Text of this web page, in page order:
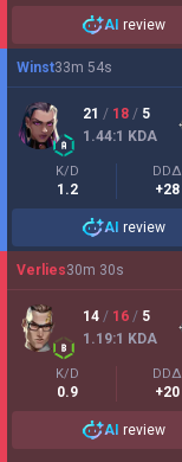
AI review
Winst33m 54s
21 / 18 / 5
1.44:1 KDA
K/D
1.2
DDΔ
+28
AI review
Verlies30m 30s
14 / 16 / 5
1.19:1 KDA
K/D
0.9
DDΔ
+20
AI review